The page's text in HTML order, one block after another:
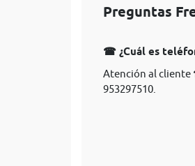
Preguntas
☎ ¿Cuál es
Atención al cliente
953297510.